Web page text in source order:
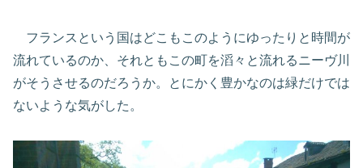
フランスという国はどこもこのようにゆったりと時間が
流れているのか、それともこの町を滔々と流れるニーヴ川
がそうさせるのだろうか。とにかく豊かなのは緑だけでは
ないような気がした。